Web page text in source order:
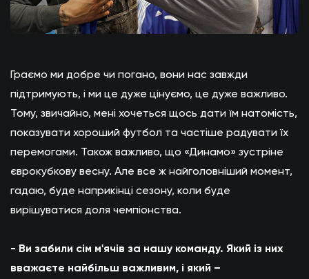
Граємо ми добре чи погано, вони нас завжди
підтримують, і ми це дуже цінуємо, це дуже важливо.
Тому, звичайно, мені хочеться щось дати їм натомість,
показувати хороший футбол та частіше радувати їх
перемогами. Також важливо, що «Динамо» зустріне
єврокубкову весну. Але все ж найголовніший момент,
гадаю, буде наприкінці сезону, коли буде
вирішуватися доля чемпіонства.
- Ви забили сім м'ячів за нашу команду. Який із них
вважаєте найбільш важливим, і який –